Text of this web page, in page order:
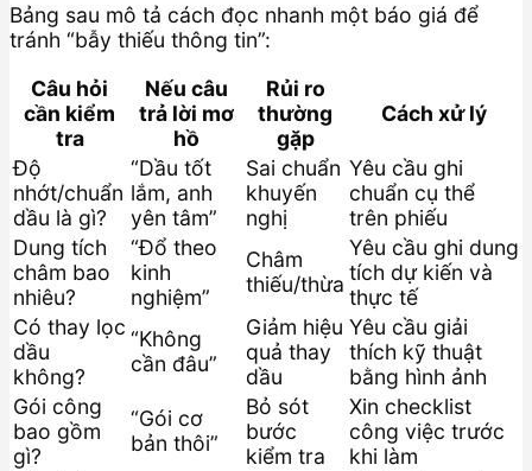
Bảng sau mô tả cách đọc nhanh một báo giá để
tránh “bẫy thiếu thông tin”:
Câu hỏi
cần kiểm
tra
Nếu câu
trả lời mơ
hồ
Rủi ro
thường
gặp
Cách xử lý
Độ
nhớt/chuẩn
dầu là gì?
“Dầu tốt
lắm, anh
yên tâm”
Sai chuẩn
khuyến
nghị
Yêu cầu ghi
chuẩn cụ thể
trên phiếu
Dung tích
châm bao
nhiêu?
“Đổ theo
kinh
nghiệm”
Châm
thiếu/thừa
Yêu cầu ghi dung
tích dự kiến và
thực tế
Có thay lọc
dầu
không?
“Không
cần đâu”
Giảm hiệu
quả thay
dầu
Yêu cầu giải
thích kỹ thuật
bằng hình ảnh
Gói công
bao gồm
gì?
“Gói cơ
bản thôi”
Bỏ sót
bước
kiểm tra
Xin checklist
công việc trước
khi làm